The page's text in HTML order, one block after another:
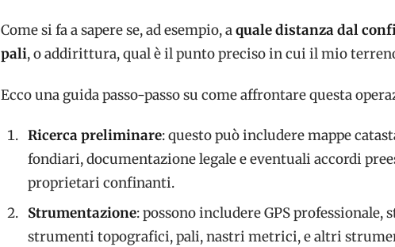
Come si fa a sapere se, ad esempio, aquale distanza dal
pali, o addirittura, qual è il punto preciso in cui il mio
Ecco una guida passo-passo su come affrontare questa
Ricerca preliminare: questo può includere mappe
fondiari, documentazione legale e eventuali accordi
proprietari confinanti.
Strumentazione: possono includere GPS professionale,
strumenti topografici, pali, nastri metrici, e altri